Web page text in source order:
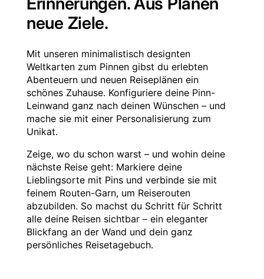
neue Ziele.
Mit unseren minimalistisch designten
Weltkarten zum Pinnen gibst du erlebten
Abenteuern und neuen Reiseplänen ein
schönes Zuhause. Konfiguriere deine Pinn-
Leinwand ganz nach deinen Wünschen – und
mache sie mit einer Personalisierung zum
Unikat.
Zeige, wo du schon warst – und wohin deine
nächste Reise geht: Markiere deine
Lieblingsorte mit Pins und verbinde sie mit
feinem Routen-Garn, um Reiserouten
abzubilden. So machst du Schritt für Schritt
alle deine Reisen sichtbar – ein eleganter
Blickfang an der Wand und dein ganz
persönliches Reisetagebuch.